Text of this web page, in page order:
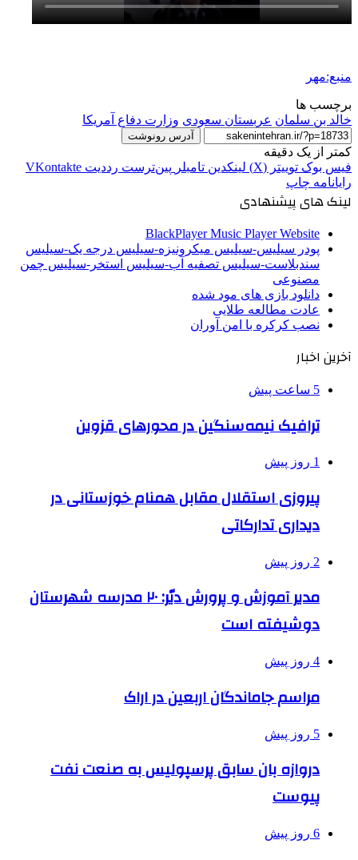
منبع:مهر
برچسب ها
خالد بن سلمان عربستان سعودی وزارت دفاع آمریکا
آدرس رونوشت
کمتر از یک دقیقه
فیس بوک توییتر (X) لینکدین ‫تامبلر ‫پین‌ترست ‫رددیت ‫VKontakte
رایانامه چاپ
لینک های پیشنهادی
BlackPlayer Music Player Website
پودر سیلیس-سیلیس میکرونیزه-سیلیس درجه یک-سیلیس
سندبلاست-سیلیس تصفیه آب-سیلیس استخر-سیلیس چمن
مصنوعی
دانلود بازی های مود شده
عادت مطالعه طلایی
نصب کرکره با امن آوران
آخرین اخبار
5 ساعت پیش
ترافیک نیمه‌سنگین در محورهای قزوین
1 روز پیش
پیروزی استقلال مقابل همنام خوزستانی در
دیداری تدارکاتی
2 روز پیش
مدیر آموزش و پرورش دیّر: ۲۰ مدرسه شهرستان
دوشیفته است
4 روز پیش
مراسم جاماندگان اربعین در اراک
5 روز پیش
دروازه بان سابق پرسپولیس به صنعت نفت
پیوست
6 روز پیش